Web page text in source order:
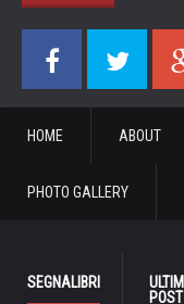
HOME ABOUT
PHOTO GALLERY
SEGNALIBRI
ULTIMI
POST